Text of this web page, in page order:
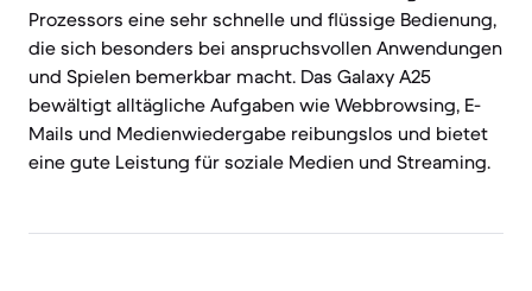
Prozessors eine sehr schnelle und flüssige Bedienung,
die sich besonders bei anspruchsvollen Anwendungen
und Spielen bemerkbar macht. Das Galaxy A25
bewältigt alltägliche Aufgaben wie Webbrowsing, E-
Mails und Medienwiedergabe reibungslos und bietet
eine gute Leistung für soziale Medien und Streaming.